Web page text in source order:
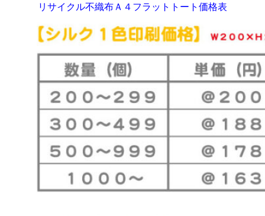
リサイクル不織布Ａ４フラットトート価格表